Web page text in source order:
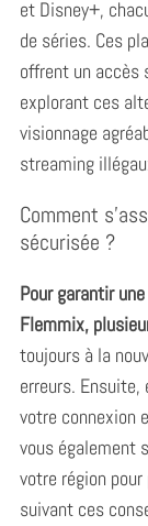
et Disney+,
de séries. Ces
offrent un accès
explorant ces
visionnage
streaming
Comment
sécurisée ?
Pour garantir
Flemmix,
toujours à la
erreurs. Ensuite,
votre connexion
vous également
votre région
suivant ces